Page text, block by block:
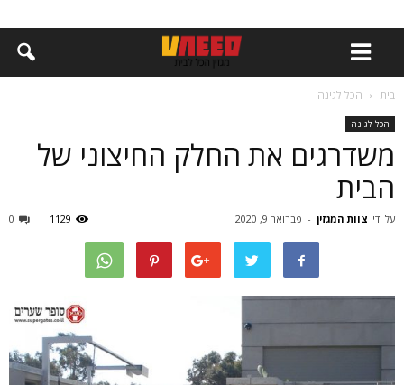
בית הכל לגינה
הכל לגינה
משדרגים את החלק החיצוני של
הבית
על ידי צוות המגזין - פברואר 9, 2020 0 1129